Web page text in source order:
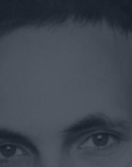
PERFECTO DEL VERANO’
DEL AUDIO EN SU NUEVA
DE VML PARA MOVISTAR
DE SU FUNDADOR COMO AVAL DE SU CALIDAD
PREMIOS DE MARKETING Y COMUNICACIÓN
DE DUNKIN’